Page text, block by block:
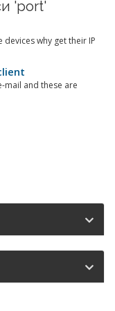
'port'
why get their IP
mail and these are